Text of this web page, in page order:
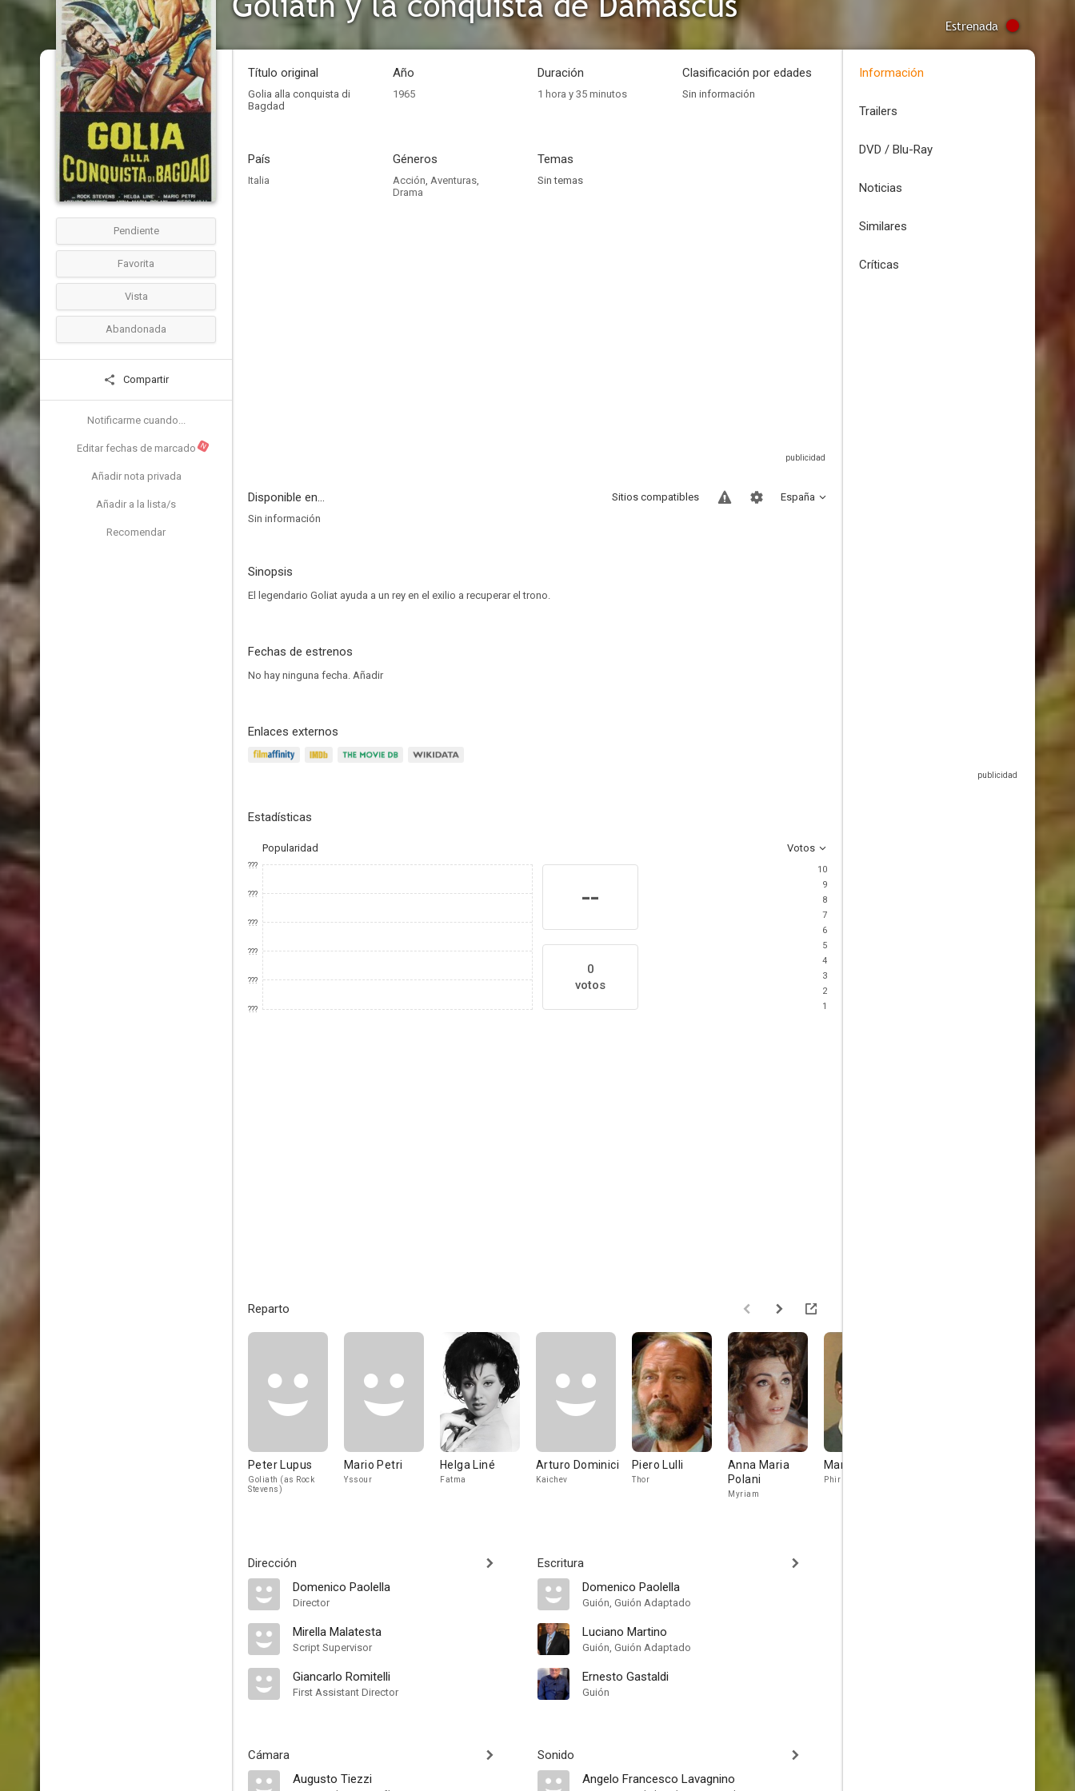
Estrenada
Pendiente
Favorita
Vista
Abandonada
Compartir
Notificarme cuando...
Editar fechas de marcado N
Añadir nota privada
Añadir a la lista/s
Recomendar
Título original
Golia alla conquista di
Bagdad
Año
1965
Duración
1 hora y 35 minutos
Clasificación por edades
Sin información
País
Italia
Géneros
Acción, Aventuras,
Drama
Temas
Sin temas
Disponible en... España
Sitios compatibles
Sin información
Sinopsis
El legendario Goliat ayuda a un rey en el exilio a recuperar el trono.
Fechas de estrenos
No hay ninguna fecha. Añadir
Enlaces externos
Estadísticas
Popularidad Votos
???
???
???
???
???
???
--
0
votos
10
9
8
7
6
5
4
3
2
1
Reparto
Peter Lupus
Goliath (as Rock
Stevens)
Mario Petri
Yssour
Helga Liné
Fatma
Arturo Dominici
Kaichev
Piero Lulli
Thor
Anna Maria
Polani
Myriam
Marino Masé
Phir King Selim
Dirección
Domenico Paolella
Director
Mirella Malatesta
Script Supervisor
Giancarlo Romitelli
First Assistant Director
Cámara
Augusto Tiezzi
Escritura
Domenico Paolella
Guión, Guión Adaptado
Luciano Martino
Guión, Guión Adaptado
Ernesto Gastaldi
Guión
Sonido
Angelo Francesco Lavagnino
Información
Trailers
DVD / Blu-Ray
Noticias
Similares
Críticas